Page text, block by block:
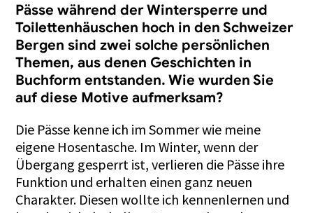
Pässe während der Wintersperre und
Toilettenhäuschen hoch in den Schweizer
Bergen sind zwei solche persönlichen
Themen, aus denen Geschichten in
Buchform entstanden. Wie wurden Sie
auf diese Motive aufmerksam?
Die Pässe kenne ich im Sommer wie meine
eigene Hosentasche. Im Winter, wenn der
Übergang gesperrt ist, verlieren die Pässe ihre
Funktion und erhalten einen ganz neuen
Charakter. Diesen wollte ich kennenlernen und